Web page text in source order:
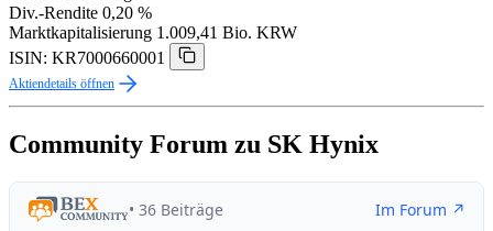
Div.-Rendite 0,20 %
Marktkapitalisierung 1.009,41 Bio. KRW
ISIN: KR7000660001
Aktiendetails öffnen
Community Forum zu SK Hynix